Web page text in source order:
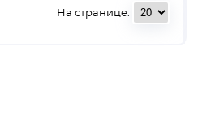
На странице: